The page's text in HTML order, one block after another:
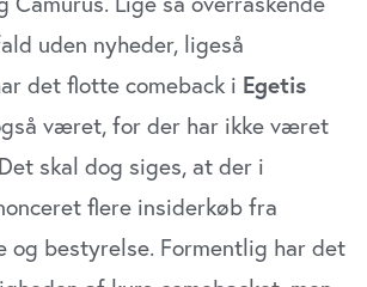
uden nyheder, ligeså
det flotte comeback i Egetis
været, for der har ikke været
skal dog siges, at der i
flere insiderkøb fra
og bestyrelse. Formentlig har det